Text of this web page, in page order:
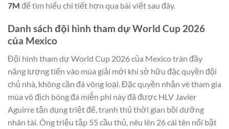
7M để tìm hiểu chi tiết hơn qua bài viết sau đây.
Danh sách đội hình tham dự World Cup 2026
của Mexico
Đội hình tham dự World Cup 2026 của Mexico tràn đầy
năng lượng tiến vào mùa giải mới khi sở hữu đặc quyền đội
chủ nhà, không cần đá vòng loại. Đặc quyền nhận vé tham gia
mùa vô địch bóng đá miễn phí này đã được HLV Javier
Aguirre tận dụng triệt để, tranh thủ thời gian bồi dưỡng
nhân tài. Ông triệu tập 55 cầu thủ, nêu lên 26 cái tên nổi bật